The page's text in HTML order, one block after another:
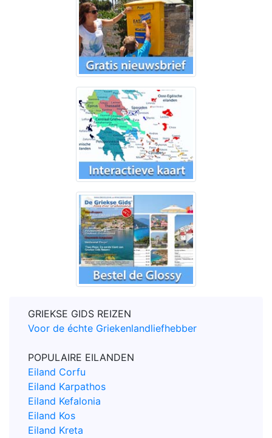
GRIEKSE GIDS REIZEN
Voor de échte Griekenlandliefhebber
POPULAIRE EILANDEN
Eiland Corfu
Eiland Karpathos
Eiland Kefalonia
Eiland Kos
Eiland Kreta